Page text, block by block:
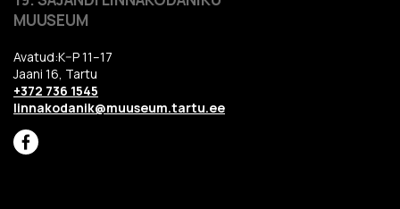
MUUSEUM
Avatud:K–P 11–17
Jaani 16, Tartu
+372 736 1545
linnakodanik@muuseum.tartu.ee